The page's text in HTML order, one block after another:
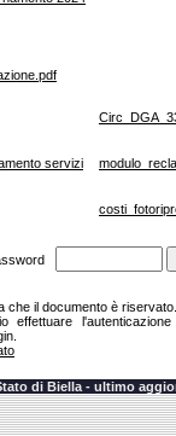
servizi
che il documento è riservato.
effettuare
di Biella - ultimo